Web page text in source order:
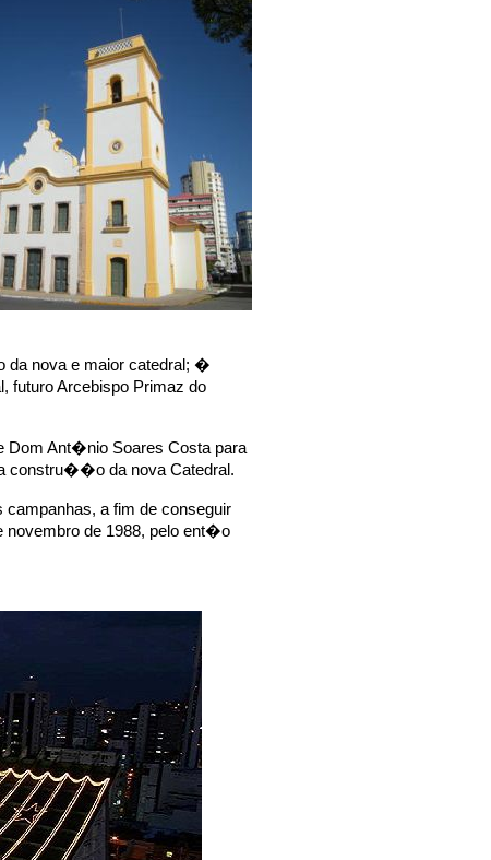
da nova e maior catedral; �
Arcebispo Primaz do
Ant�nio Soares Costa para
constru��o da nova Catedral.
a fim de conseguir
de 1988, pelo ent�o